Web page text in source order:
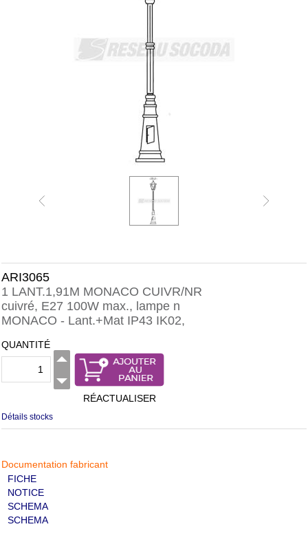
ARI3065
1 LANT.1,91M MONACO CUIVR/NR
cuivré, E27 100W max., lampe n
MONACO - Lant.+Mat IP43 IK02,
QUANTITÉ
RÉACTUALISER
Détails stocks
Documentation fabricant
FICHE
NOTICE
SCHEMA
SCHEMA